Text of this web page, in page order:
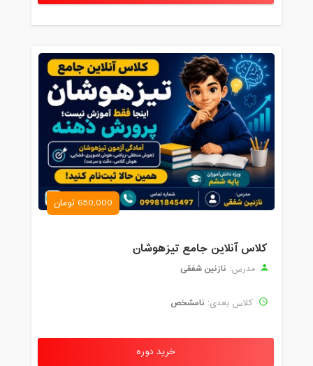
650,000 تومان
کلاس آنلاین جامع تیزهوشان
مدرس: نازنین شفقی
کلاس بعدی: نامشخص
خرید دوره